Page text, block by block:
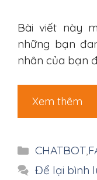
Bài viết này
những bạn
nhân của bạn
Xem thêm
Danh
mục
CHATBOT,
Để lại bình